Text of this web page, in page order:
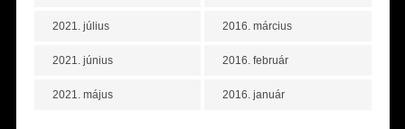
2021. július
2021. június
2021. május
2016. március
2016. február
2016. január